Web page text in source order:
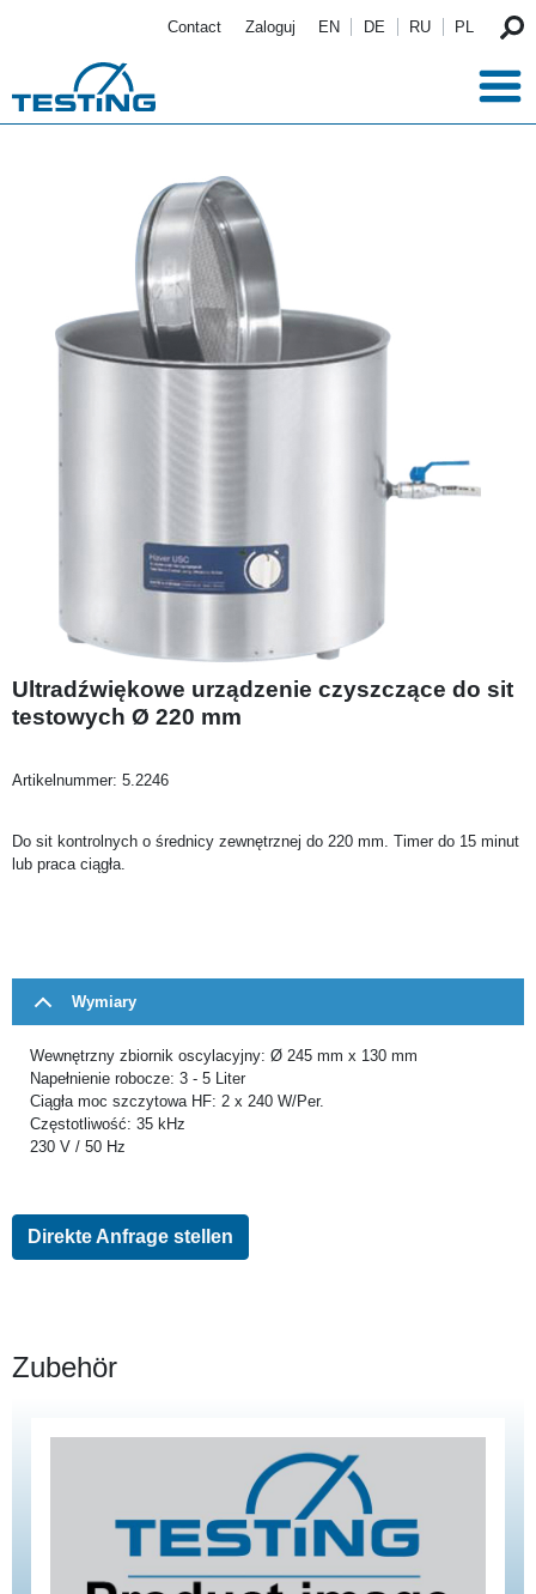
Contact Zaloguj EN DE RU PL
Ultradźwiękowe urządzenie czyszczące do sit
testowych Ø 220 mm
Artikelnummer: 5.2246
Do sit kontrolnych o średnicy zewnętrznej do 220 mm. Timer do 15 minut
lub praca ciągła.
Wymiary
Wewnętrzny zbiornik oscylacyjny: Ø 245 mm x 130 mm
Napełnienie robocze: 3 - 5 Liter
Ciągła moc szczytowa HF: 2 x 240 W/Per.
Częstotliwość: 35 kHz
230 V / 50 Hz
Direkte Anfrage stellen
Zubehör